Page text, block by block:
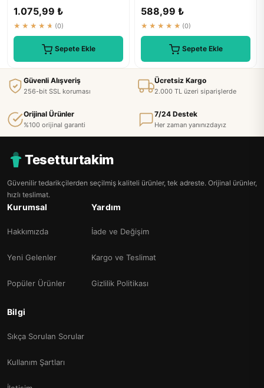
1.075,99 ₺
★★★★★ (0)
Sepete Ekle
588,99 ₺
★★★★★ (0)
Sepete Ekle
Güvenli Alışveriş
256-bit SSL koruması
Ücretsiz Kargo
2.000 TL üzeri siparişlerde
Orijinal Ürünler
%100 orijinal garanti
7/24 Destek
Her zaman yanınızdayız
Tesetturtakim
Güvenilir tedarikçilerden seçilmiş kaliteli ürünler, tek adreste. Orijinal ürünler,
hızlı teslimat.
Kurumsal
Hakkımızda
Yeni Gelenler
Popüler Ürünler
Yardım
İade ve Değişim
Kargo ve Teslimat
Gizlilik Politikası
Bilgi
Sıkça Sorulan Sorular
Kullanım Şartları